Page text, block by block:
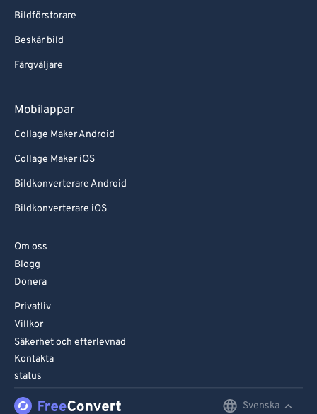
Bildförstorare
Beskär bild
Färgväljare
Mobilappar
Collage Maker Android
Collage Maker iOS
Bildkonverterare Android
Bildkonverterare iOS
Om oss
Blogg
Donera
Privatliv
Villkor
Säkerhet och efterlevnad
Kontakta
status
Svenska